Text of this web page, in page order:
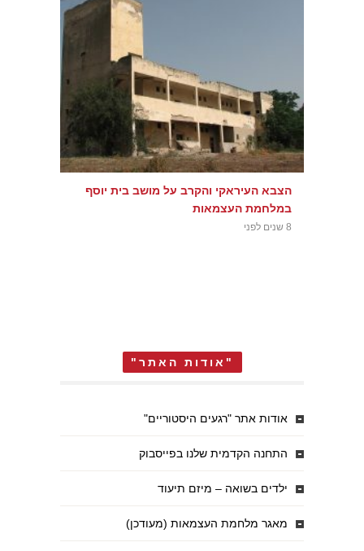
הצבא העיראקי והקרב על מושב בית יוסף
במלחמת העצמאות
8 שנים לפני
"אודות האתר"
אודות אתר "רגעים היסטוריים"
התחנה הקדמית שלנו בפייסבוק
ילדים בשואה – מיזם תיעוד
מאגר מלחמת העצמאות (מעודכן)